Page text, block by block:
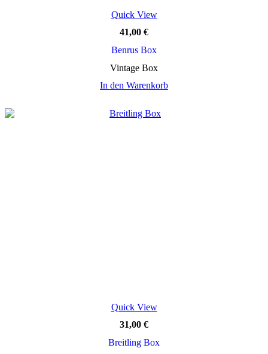
Quick View
41,00 €
Benrus Box
Vintage Box
In den Warenkorb
Quick View
31,00 €
Breitling Box